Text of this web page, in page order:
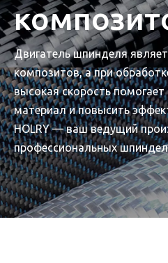
Двигатель шпинделя
композитов, а при
высокая скорость
материал и повысить
HOLRY — ваш ведущий
профессиональных